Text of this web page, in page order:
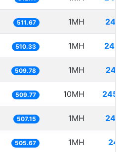
511.67 1MH
510.33 1MH
509.78 1MH
509.77 10MH
507.15 1MH
505.67 1MH